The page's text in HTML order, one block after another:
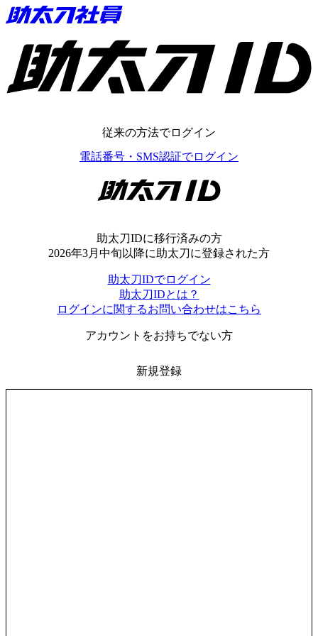
助太刀ID
従来の方法でログイン
電話番号・SMS認証でログイン
助太刀ID
助太刀IDに移行済みの方
2026年3月中旬以降に助太刀に登録された方
助太刀IDでログイン
助太刀IDとは？
ログインに関するお問い合わせはこちら
アカウントをお持ちでない方
新規登録